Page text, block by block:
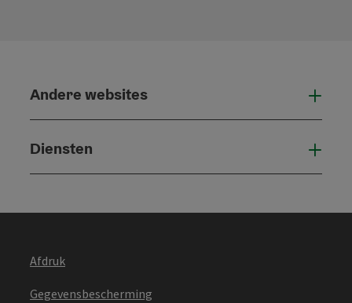
Andere websites
Diensten
Afdruk
Gegevensbescherming